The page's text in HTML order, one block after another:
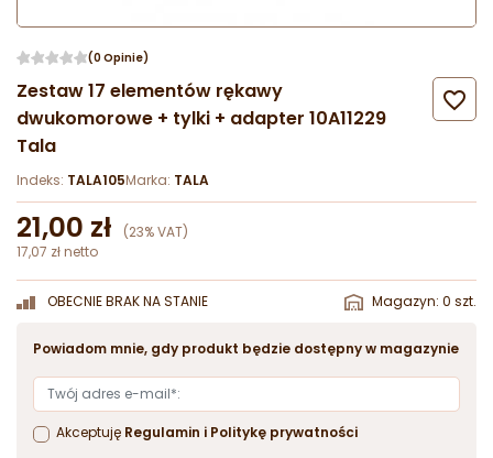
(0 Opinie)
Zestaw 17 elementów rękawy
dwukomorowe + tylki + adapter 10A11229
Tala

Indeks: TALA105Marka: TALA
21,00 zł
(23% VAT)
17,07 zł netto
OBECNIE BRAK NA STANIE Magazyn: 0 szt.
Powiadom mnie, gdy produkt będzie dostępny w magazynie
Akceptuję Regulamin i Politykę prywatności